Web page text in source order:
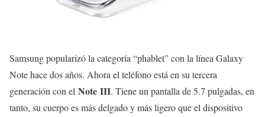
Samsung popularizó la categoría “phablet” con la línea Galaxy
Note hace dos años. Ahora el teléfono está en su tercera
generación con el Note III. Tiene un pantalla de 5.7 pulgadas, en
tanto, su cuerpo es más delgado y más ligero que el dispositivo